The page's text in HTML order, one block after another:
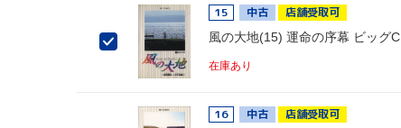
15 中古 店舗受取可
風の大地(15) 運命の序幕 ビッグC
在庫あり
16 中古 店舗受取可